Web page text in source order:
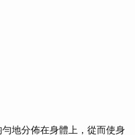
地分佈在身體上，從而使身